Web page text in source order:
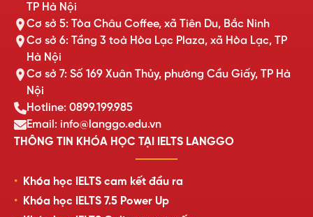
TP Hà Nội
Cơ sở 5: Tòa Châu Coffee, xã Tiên Du, Bắc Ninh
Cơ sở 6: Tầng 3 toà Hòa Lạc Plaza, xã Hòa Lạc, TP
Hà Nội
Cơ sở 7: Số 169 Xuân Thủy, phường Cầu Giấy, TP Hà
Nội
Hotline: 0899.199.985
Email: info@langgo.edu.vn
THÔNG TIN KHÓA HỌC TẠI IELTS LANGGO
Khóa học IELTS cam kết đầu ra
Khóa học IELTS 7.5 Power Up